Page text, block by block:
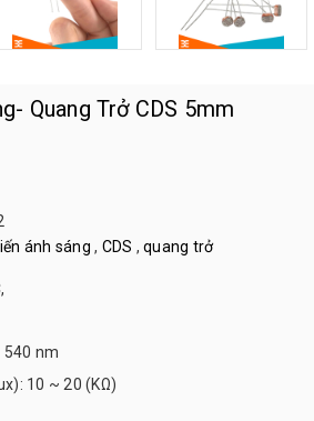
Quang Trở CDS 5mm
ánh sáng , CDS , quang trở
540 nm
10 ~ 20 (KΩ)